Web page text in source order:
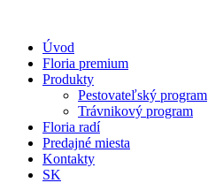
Úvod
Floria premium
Produkty
Pestovateľský program
Trávnikový program
Floria radí
Predajné miesta
Kontakty
SK